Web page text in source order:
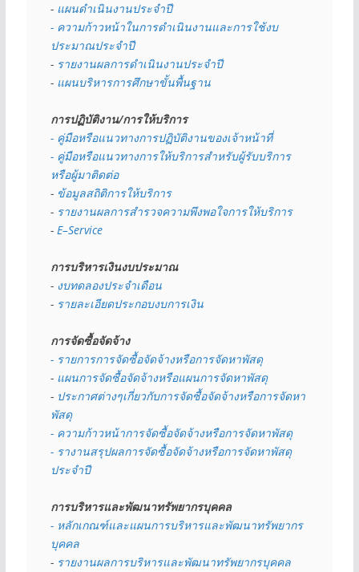
- แผนดำเนินงานประจำปี
- ความก้าวหน้าในการดำเนินงานและการใช้งบ
ประมาณประจำปี
- รายงานผลการดำเนินงานประจำปี
- แผนบริหารการศึกษาขั้นพื้นฐาน
การปฏิบัติงาน/การให้บริการ
- คู่มือหรือแนวทางการปฏิบัติงานของเจ้าหน้าที่
- คู่มือหรือแนวทางการให้บริการสำหรับผู้รับบริการ
หรือผู้มาติดต่อ
- ข้อมูลสถิติการให้บริการ
- รายงานผลการสำรวจความพึงพอใจการให้บริการ
- E–Service
การบริหารเงินงบประมาณ
- งบทดลองประจำเดือน
- รายละเอียดประกอบงบการเงิน
การจัดซื้อจัดจ้าง
- รายการการจัดซื้อจัดจ้างหรือการจัดหาพัสดุ
- แผนการจัดซื้อจัดจ้างหรือแผนการจัดหาพัสดุ
- ประกาศต่างๆเกี่ยวกับการจัดซื้อจัดจ้างหรือการจัดหา
พัสดุ
- ความก้าวหน้าการจัดซื้อจัดจ้างหรือการจัดหาพัสดุ
- รางานสรุปผลการจัดซื้อจัดจ้างหรือการจัดหาพัสดุ
ประจำปี
การบริหารและพัฒนาทรัพยากรบุคคล
- หลักเกณฑ์และแผนการบริหารและพัฒนาทรัพยากร
บุคคล
- รายงานผลการบริหารและพัฒนาทรัพยากรบุคคล